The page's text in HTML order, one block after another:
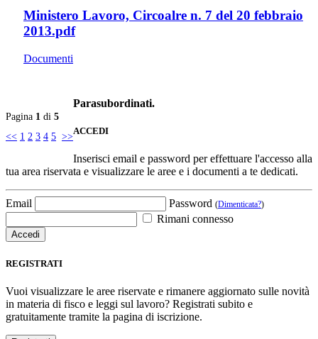
Ministero Lavoro, Circoalre n. 7 del 20 febbraio
2013.pdf
Documenti
Pagina 1 di 5
<< 1 2 3 4 5 >>
Parasubordinati.
ACCEDI
Inserisci email e password per effettuare l'accesso alla
tua area riservata e visualizzare le aree e i documenti a te dedicati.
Email Password (Dimenticata?)
Rimani connesso
REGISTRATI
Vuoi visualizzare le aree riservate e rimanere aggiornato sulle novità
in materia di fisco e leggi sul lavoro? Registrati subito e
gratuitamente tramite la pagina di iscrizione.